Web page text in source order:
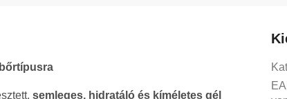
semleges, hidratáló és kíméletes gél